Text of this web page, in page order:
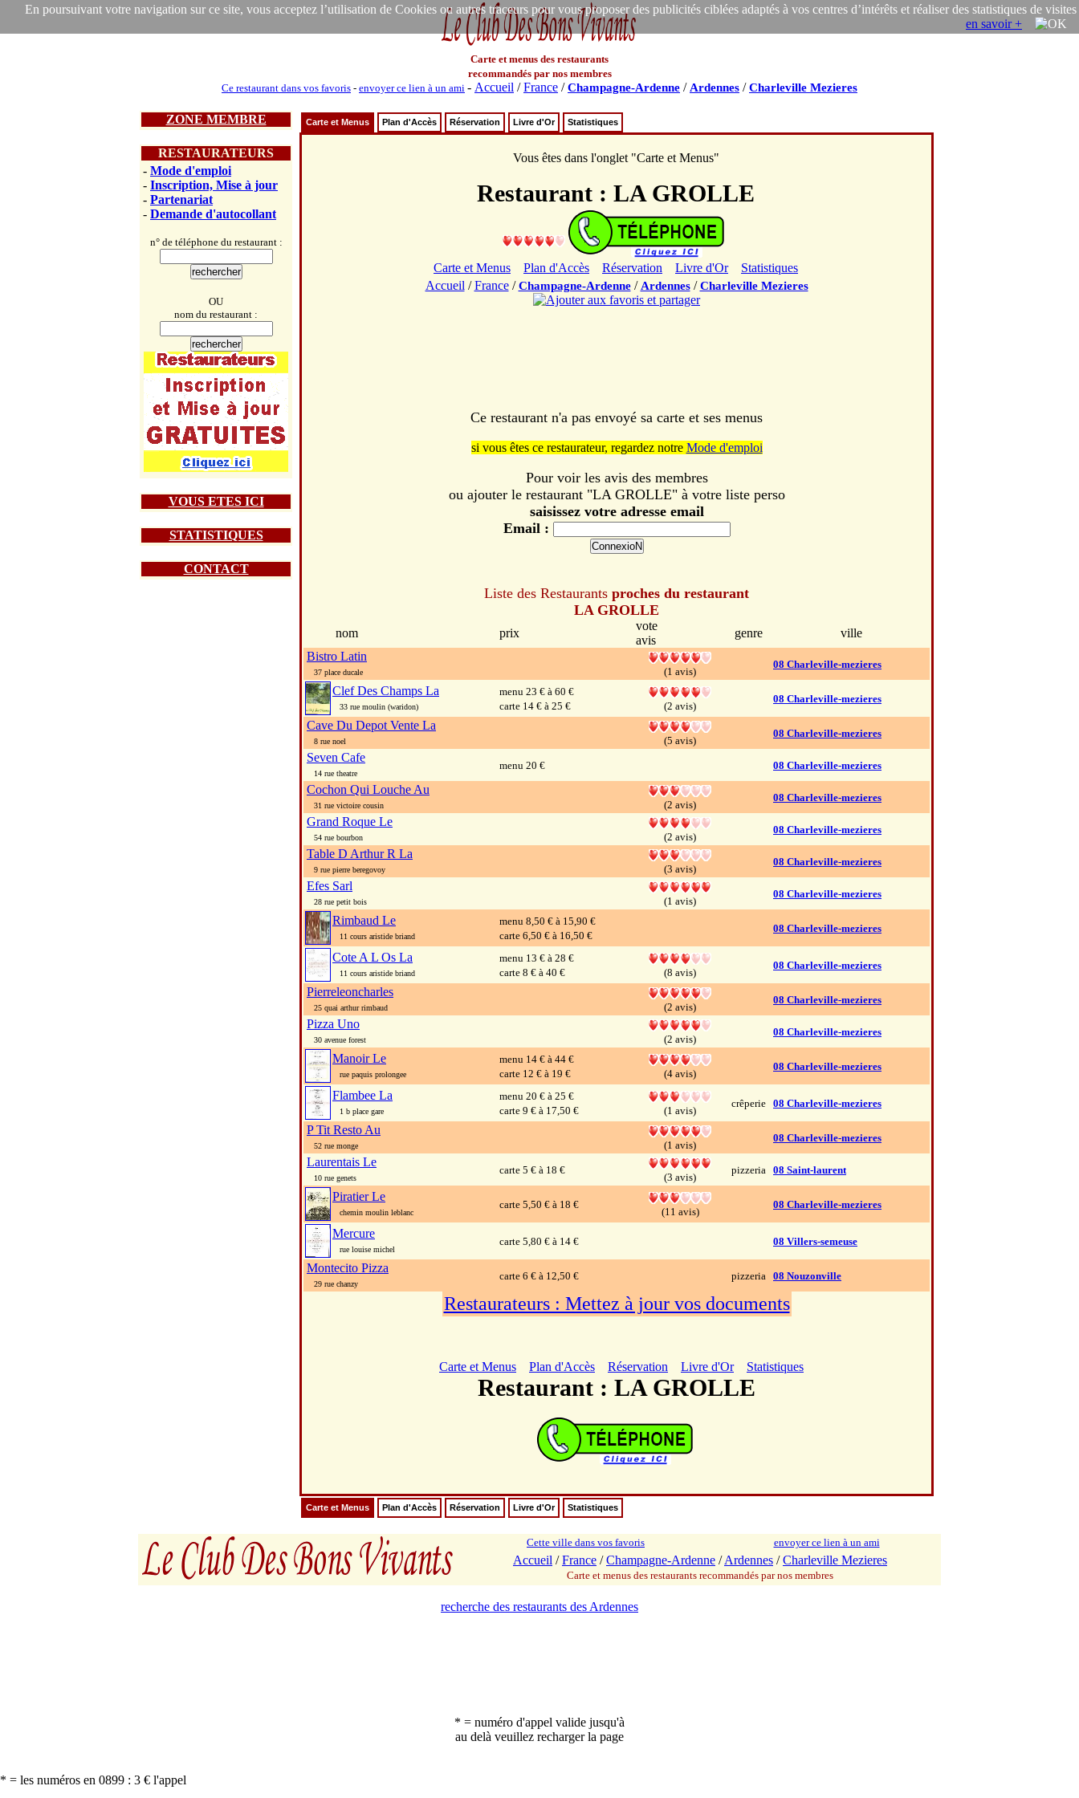
En poursuivant votre navigation sur ce site, vous acceptez l’utilisation de Cookies ou autres traceurs pour vous proposer des publicités ciblées adaptés à vos centres d’intérêts et réaliser des statistiques de visites
en savoir +
Carte et menus des restaurants
recommandés par nos membres
Ce restaurant dans vos favoris - envoyer ce lien à un ami - Accueil /France /Champagne-Ardenne / Ardennes /Charleville Mezieres
ZONE MEMBRE
RESTAURATEURS
- Mode d'emploi
- Inscription, Mise à jour
- Partenariat
- Demande d'autocollant
n° de téléphone du restaurant :
OU
nom du restaurant :
VOUS ETES ICI
STATISTIQUES
CONTACT
Carte et Menus Plan d'Accès Réservation Livre d'Or Statistiques
Vous êtes dans l'onglet "Carte et Menus"
Restaurant : LA GROLLE
Carte et Menus Plan d'Accès Réservation Livre d'Or
Statistiques
Accueil /France/Champagne-Ardenne/ Ardennes/Charleville Mezieres
Ce restaurant n'a pas envoyé sa carte et ses menus
si vous êtes ce restaurateur, regardez notre Mode d'emploi
Pour voir les avis des membres
ou ajouter le restaurant "LA GROLLE" à votre liste perso
saisissez votre adresse email
Email :
Liste des Restaurants proches du restaurant
LA GROLLE
nom prix
vote
avis
genre
ville
Bistro Latin
37 place ducale (1 avis)
08 Charleville-mezieres
Clef Des Champs La
33 rue moulin (waridon)
menu 23 € à 60 €
carte 14 € à 25 €
(2 avis)
08 Charleville-mezieres
Cave Du Depot Vente La
8 rue noel (5 avis)
08 Charleville-mezieres
Seven Cafe
14 rue theatre
menu 20 € 08 Charleville-mezieres
Cochon Qui Louche Au
31 rue victoire cousin (2 avis)
08 Charleville-mezieres
Grand Roque Le
54 rue bourbon (2 avis)
08 Charleville-mezieres
Table D Arthur R La
9 rue pierre beregovoy (3 avis)
08 Charleville-mezieres
Efes Sarl
28 rue petit bois (1 avis)
08 Charleville-mezieres
Rimbaud Le
11 cours aristide briand
menu 8,50 € à 15,90 €
carte 6,50 € à 16,50 €
08 Charleville-mezieres
Cote A L Os La
11 cours aristide briand
menu 13 € à 28 €
carte 8 € à 40 €
(8 avis)
08 Charleville-mezieres
Pierreleoncharles
25 quai arthur rimbaud (2 avis)
08 Charleville-mezieres
Pizza Uno
30 avenue forest (2 avis)
08 Charleville-mezieres
Manoir Le
rue paquis prolongee
menu 14 € à 44 €
carte 12 € à 19 €
(4 avis)
08 Charleville-mezieres
Flambee La
1 b place gare
menu 20 € à 25 €
carte 9 € à 17,50 €
(1 avis)
crêperie 08 Charleville-mezieres
P Tit Resto Au
52 rue monge (1 avis)
08 Charleville-mezieres
Laurentais Le
10 rue genets
carte 5 € à 18 €
(3 avis)
pizzeria 08 Saint-laurent
Piratier Le
chemin moulin leblanc
carte 5,50 € à 18 €
(11 avis)
08 Charleville-mezieres
Mercure
rue louise michel
carte 5,80 € à 14 € 08 Villers-semeuse
Montecito Pizza
29 rue chanzy
carte 6 € à 12,50 € pizzeria 08 Nouzonville
Restaurateurs : Mettez à jour vos documents
Carte et Menus Plan d'Accès Réservation Livre d'Or Statistiques
Restaurant : LA GROLLE
Carte et Menus Plan d'Accès Réservation Livre d'Or Statistiques
Cette ville dans vos favoris envoyer ce lien à un ami
Accueil /France /Champagne-Ardenne /Ardennes /Charleville Mezieres
Carte et menus des restaurants recommandés par nos membres
recherche des restaurants des Ardennes
* = numéro d'appel valide jusqu'à
au delà veuillez recharger la page
* = les numéros en 0899 : 3 € l'appel